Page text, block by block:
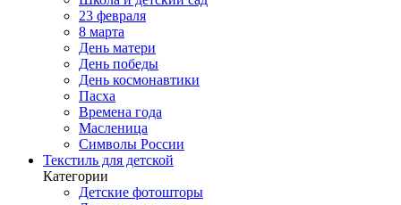
23 февраля
8 марта
День матери
День победы
День космонавтики
Пасха
Времена года
Масленица
Символы России
Текстиль для детской
Категории
Детские фотошторы